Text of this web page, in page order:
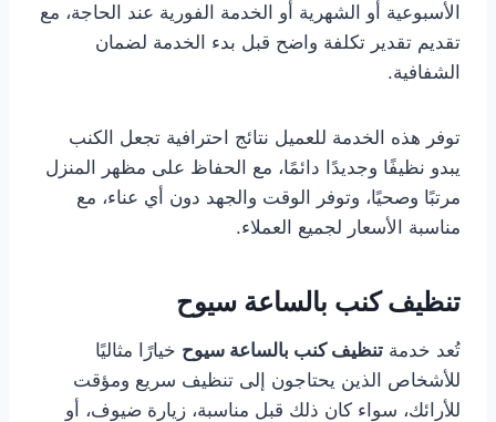
الأسبوعية أو الشهرية أو الخدمة الفورية عند الحاجة، مع
تقديم تقدير تكلفة واضح قبل بدء الخدمة لضمان
الشفافية.
توفر هذه الخدمة للعميل نتائج احترافية تجعل الكنب
يبدو نظيفًا وجديدًا دائمًا، مع الحفاظ على مظهر المنزل
مرتبًا وصحيًا، وتوفر الوقت والجهد دون أي عناء، مع
مناسبة الأسعار لجميع العملاء.
تنظيف كنب بالساعة سيوح
تُعد خدمة تنظيف كنب بالساعة سيوح خيارًا مثاليًا
للأشخاص الذين يحتاجون إلى تنظيف سريع ومؤقت
للأرائك، سواء كان ذلك قبل مناسبة، زيارة ضيوف، أو